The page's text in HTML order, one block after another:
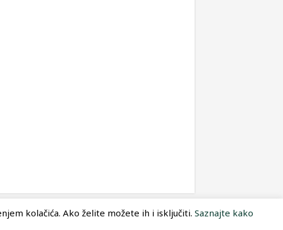
kolačića. Ako želite možete ih i isključiti. Saznajte kako